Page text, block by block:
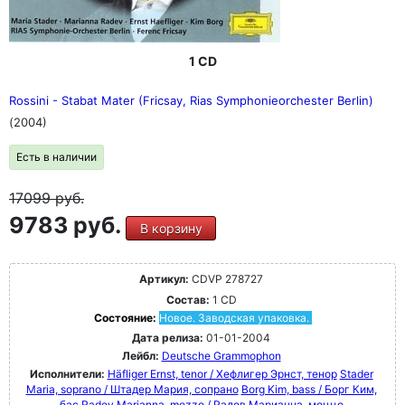
1 CD
Rossini - Stabat Mater (Fricsay, Rias Symphonieorchester Berlin)
(2004)
Есть в наличии
17099руб.
9783 руб. В корзину
Артикул: CDVP 278727
Состав: 1 CD
Состояние: Новое. Заводская упаковка.
Дата релиза: 01-01-2004
Лейбл: Deutsche Grammophon
Исполнители: Häfliger Ernst, tenor / Хефлигер Эрнст, тенор Stader
Maria, soprano / Штадер Мария, сопрано Borg Kim, bass / Борг Ким,